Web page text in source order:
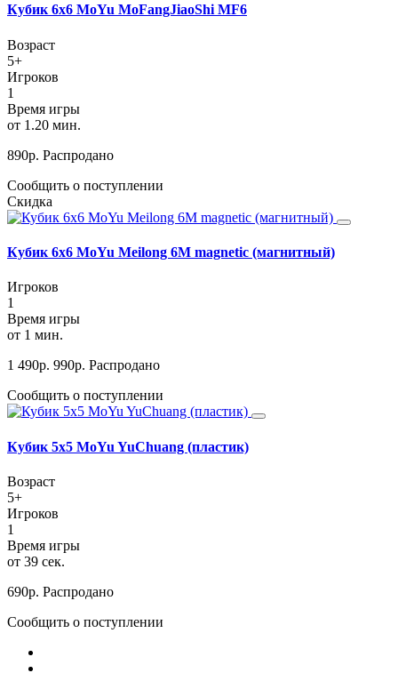
Кубик 6х6 MoYu MoFangJiaoShi MF6
Возраст
5+
Игроков
1
Время игры
от 1.20 мин.
890р. Распродано
Сообщить о поступлении
Скидка
Кубик 6х6 MoYu Meilong 6M magnetic (магнитный)
Игроков
1
Время игры
от 1 мин.
1 490р. 990р. Распродано
Сообщить о поступлении
Кубик 5х5 MoYu YuChuang (пластик)
Возраст
5+
Игроков
1
Время игры
от 39 сек.
690р. Распродано
Сообщить о поступлении